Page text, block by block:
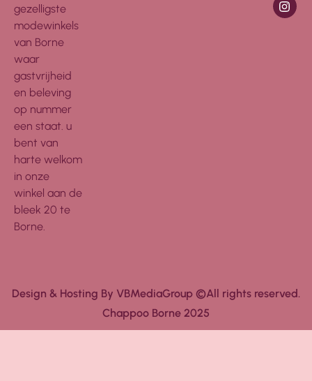
gezelligste
modewinkels
van Borne
waar
gastvrijheid
en beleving
op nummer
een staat. u
bent van
harte welkom
in onze
winkel aan de
bleek 20 te
Borne.
Design & Hosting By VBMediaGroup ©All rights reserved.
Chappoo Borne 2025